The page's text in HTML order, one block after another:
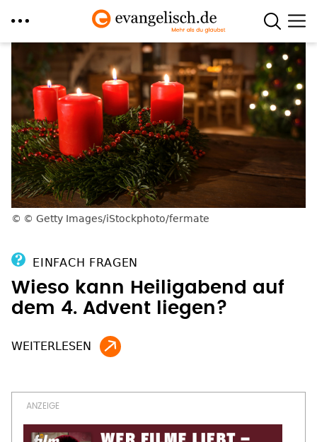
zum
Inhalt
© Getty Images/iStockphoto/fermate
EINFACH FRAGEN
Wieso kann Heiligabend auf
dem 4. Advent liegen?